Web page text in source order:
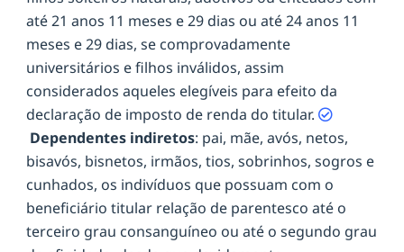
até 21 anos 11 meses e 29 dias ou até 24 anos 11
meses e 29 dias, se comprovadamente
universitários e filhos inválidos, assim
considerados aqueles elegíveis para efeito da
declaração de imposto de renda do titular.
Dependentes indiretos: pai, mãe, avós, netos,
bisavós, bisnetos, irmãos, tios, sobrinhos, sogros e
cunhados, os indivíduos que possuam com o
beneficiário titular relação de parentesco até o
terceiro grau consanguíneo ou até o segundo grau